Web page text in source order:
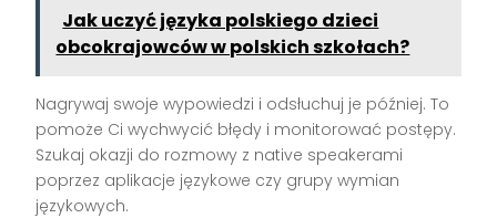
Jak uczyć języka polskiego dzieci
obcokrajowców w polskich szkołach?
Nagrywaj swoje wypowiedzi i odsłuchuj je później. To
pomoże Ci wychwycić błędy i monitorować postępy.
Szukaj okazji do rozmowy z native speakerami
poprzez aplikacje językowe czy grupy wymian
językowych.